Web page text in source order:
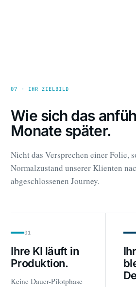
07 · IHR ZIELBILD
Wie sich das
Monate später.
Nicht das Versprechen einer Folie,
Normalzustand unserer Klienten
abgeschlossenen Journey.
01
Ihre KI läuft in
Produktion.
Keine Dauer-Pilotphase